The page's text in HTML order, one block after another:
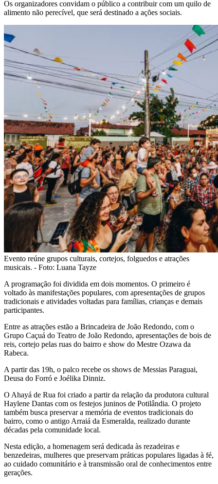
Os organizadores convidam o público a contribuir com um quilo de
alimento não perecível, que será destinado a ações sociais.
Evento reúne grupos culturais, cortejos, folguedos e atrações
musicais. - Foto: Luana Tayze
A programação foi dividida em dois momentos. O primeiro é
voltado às manifestações populares, com apresentações de grupos
tradicionais e atividades voltadas para famílias, crianças e demais
participantes.
Entre as atrações estão a Brincadeira de João Redondo, com o
Grupo Caçuá do Teatro de João Redondo, apresentações de bois de
reis, cortejo pelas ruas do bairro e show do Mestre Ozawa da
Rabeca.
A partir das 19h, o palco recebe os shows de Messias Paraguai,
Deusa do Forró e Joélika Dinniz.
O Ahayá de Rua foi criado a partir da relação da produtora cultural
Haylene Dantas com os festejos juninos de Potilândia. O projeto
também busca preservar a memória de eventos tradicionais do
bairro, como o antigo Arraiá da Esmeralda, realizado durante
décadas pela comunidade local.
Nesta edição, a homenagem será dedicada às rezadeiras e
benzedeiras, mulheres que preservam práticas populares ligadas à fé,
ao cuidado comunitário e à transmissão oral de conhecimentos entre
gerações.